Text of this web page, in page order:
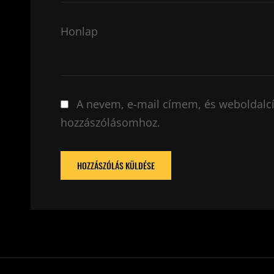
Honlap
A nevem, e-mail címem, és
hozzászólásomhoz.